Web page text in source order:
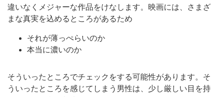
違いなくメジャーな作品をけなします。映画には、さまざ
まな真実を込めるところがあるため
それが薄っぺらいのか
本当に濃いのか
そういったところでチェックをする可能性があります。そ
ういったところを感じてしまう男性は、少し厳しい目を持